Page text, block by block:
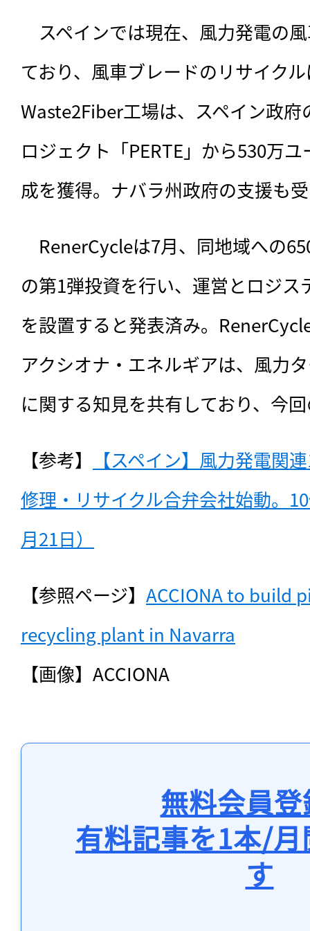
スペインでは現在、風力発電の
ており、風車ブレードのリサイク
Waste2Fiber工場は、スペイン政
ロジェクト「PERTE」から530万
成を獲得。ナバラ州政府の支援も
RenerCycleは7月、同地域への
の第1弾投資を行い、運営とロジス
を設置すると発表済み。
アクシオナ・エネルギアは、風力
に関する知見を共有しており、今
【参考】
【スペイン】風力発電関
修理・リサイクル合弁会社始動。
月21日）
【参照ページ】 ACCIONA to build
recycling plant in Navarra
【画像】ACCIONA
無料会員
有料記事を1本/
す